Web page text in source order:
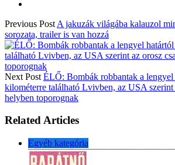
Previous Post A jakuzák világába kalauzol
sorozata, trailer is van hozzá
Next Post ÉLŐ: Bombák robbantak a lengyel
kilométerre található Lvivben, az USA szerint
helyben toporognak
Related Articles
Egyéb kategória